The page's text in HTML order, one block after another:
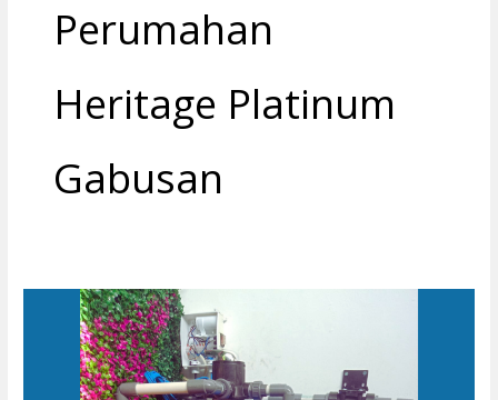
Perumahan
Heritage Platinum
Gabusan
Penjernih
Heritage